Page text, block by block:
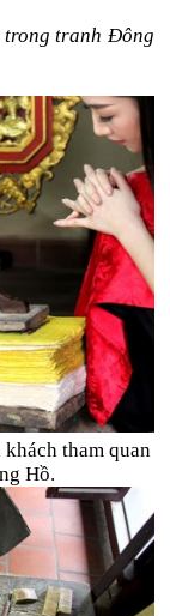
trong tranh Đông
tham quan
Hồ.